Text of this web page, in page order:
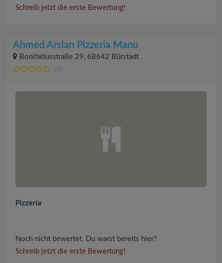
Schreib jetzt die erste Bewertung!
Ahmed Arslan Pizzeria Manu
Bonifatiusstraße 29, 68642 Bürstadt
(0)
Pizzeria
Noch nicht bewertet. Du warst bereits hier?
Schreib jetzt die erste Bewertung!